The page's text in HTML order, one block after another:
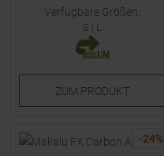
Verfügbare Größen:
S | L
ZUM PRODUKT
-24%